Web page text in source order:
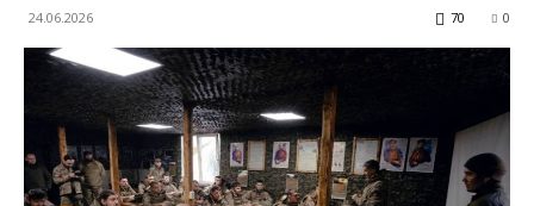
24.06.2026 0
70